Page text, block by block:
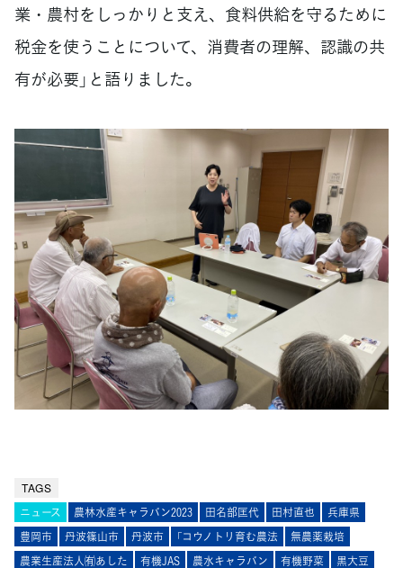
業・農村をしっかりと支え、食料供給を守るために
税金を使うことについて、消費者の理解、認識の共
有が必要」と語りました。
TAGS
ニュース 農林水産キャラバン2023 田名部匡代 田村直也
兵庫県
豊岡市
丹波篠山市 丹波市 「コウノトリ育む農法
無農薬栽培
農業生産法人㈲あした
有機JAS 農水キャラバン 有機野菜 黒大豆